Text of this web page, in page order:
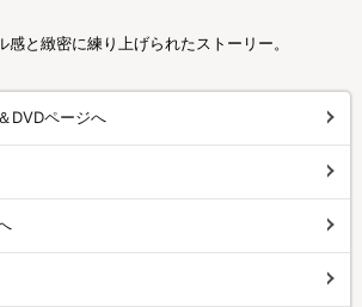
と緻密に練り上げられたストーリー。
DVDページへ